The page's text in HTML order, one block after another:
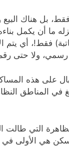
فقط!، أي يتم
رسمي، ولا حتى
على هذه
التي طالت
هي الأولى في